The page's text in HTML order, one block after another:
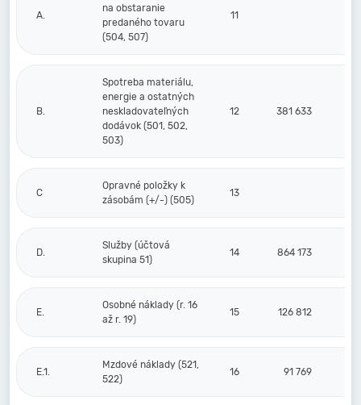
A.
na obstaranie
predaného tovaru
(504, 507)
11
B.
Spotreba materiálu,
energie a ostatných
neskladovateľných
dodávok (501, 502,
503)
12 381 633
C
Opravné položky k
zásobám (+/-) (505)
13
D.
Služby (účtová
skupina 51)
14 864 173
E.
Osobné náklady (r. 16
až r. 19)
15 126 812
E.1.
Mzdové náklady (521,
522)
16 91 769